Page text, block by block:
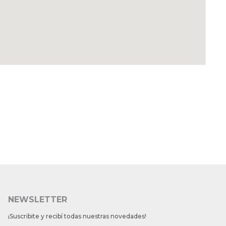
NEWSLETTER
¡Suscribite y recibí todas nuestras novedades!